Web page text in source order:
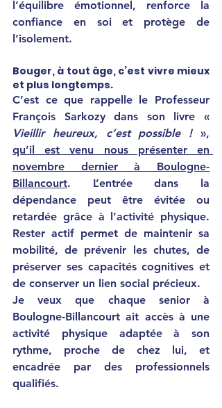
l’équilibre émotionnel, renforce la
confiance en soi et protège de
l’isolement.
Bouger, à tout âge, c’est vivre mieux
et plus longtemps.
C’est ce que rappelle le Professeur
Vieillir heureux, c’est possible !
qu’il est venu nous présenter en
novembre dernier à Boulogne-
Billancourt. L’entrée dans la
dépendance peut être évitée ou
retardée grâce à l’activité physique.
Rester actif permet de maintenir sa
mobilité, de prévenir les chutes, de
préserver ses capacités cognitives et
de conserver un lien social précieux.
Je veux que chaque senior à
Boulogne-Billancourt ait accès à une
activité physique adaptée à son
rythme, proche de chez lui, et
encadrée par des professionnels
qualifiés.